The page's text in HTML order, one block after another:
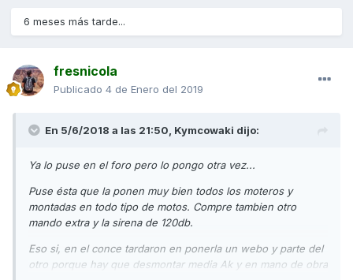
6 meses más tarde...
fresnicola
Publicado 4 de Enero del 2019
En 5/6/2018 a las 21:50, Kymcowaki dijo:
Ya lo puse en el foro pero lo pongo otra vez...
Puse ésta que la ponen muy bien todos los moteros y
montadas en todo tipo de motos. Compre tambien otro
mando extra y la sirena de 120db.
Eso si, en el conce tardaron en ponerla un webo y parte del
otro porque hay que desmontar media Ak y en mano de obra